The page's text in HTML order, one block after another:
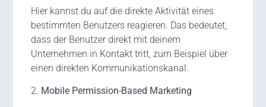
Hier kannst du auf die direkte Aktivität eines
bestimmten Benutzers reagieren. Das bedeutet,
dass der Benutzer direkt mit deinem
Unternehmen in Kontakt tritt, zum Beispiel über
einen direkten Kommunikationskanal.
2. Mobile Permission-Based Marketing